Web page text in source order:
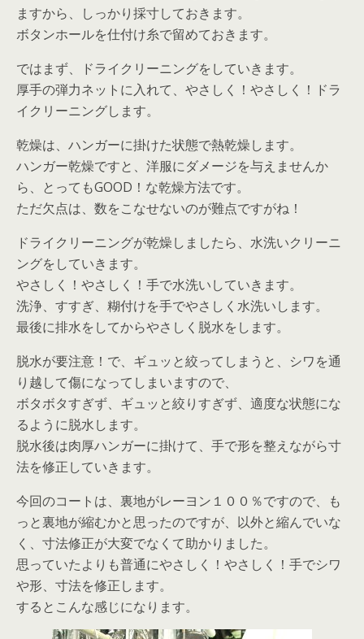
ますから、しっかり採寸しておきます。
ボタンホールを仕付け糸で留めておきます。
ではまず、ドライクリーニングをしていきます。
厚手の弾力ネットに入れて、やさしく！やさしく！ドラ
イクリーニングします。
乾燥は、ハンガーに掛けた状態で熱乾燥します。
ハンガー乾燥ですと、洋服にダメージを与えませんか
ら、とってもGOOD！な乾燥方法です。
ただ欠点は、数をこなせないのが難点ですがね！
ドライクリーニングが乾燥しましたら、水洗いクリーニ
ングをしていきます。
やさしく！やさしく！手で水洗いしていきます。
洗浄、すすぎ、糊付けを手でやさしく水洗いします。
最後に排水をしてからやさしく脱水をします。
脱水が要注意！で、ギュッと絞ってしまうと、シワを通
り越して傷になってしまいますので、
ボタボタすぎず、ギュッと絞りすぎず、適度な状態にな
るように脱水します。
脱水後は肉厚ハンガーに掛けて、手で形を整えながら寸
法を修正していきます。
今回のコートは、裏地がレーヨン１００％ですので、も
っと裏地が縮むかと思ったのですが、以外と縮んでいな
く、寸法修正が大変でなくて助かりました。
思っていたよりも普通にやさしく！やさしく！手でシワ
や形、寸法を修正します。
するとこんな感じになります。